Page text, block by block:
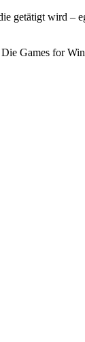
getätigt wird –
Games for